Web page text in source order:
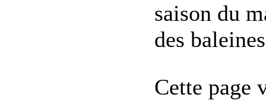
saison du
des
Cette page